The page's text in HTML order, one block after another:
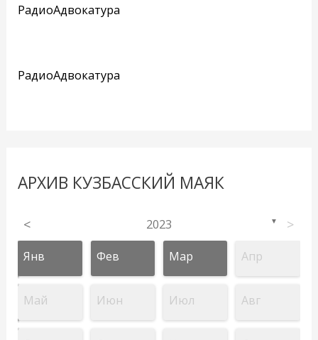
РадиоАдвокатура
РадиоАдвокатура
АРХИВ КУЗБАССКИЙ МАЯК
< 2023 ▼ >
Янв Фев Мар Апр
Май Июн Июл Авг